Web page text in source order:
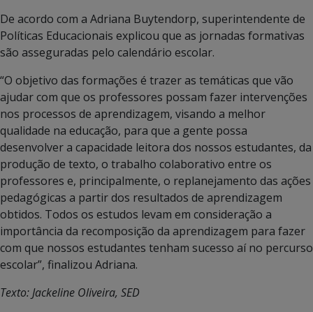
De acordo com a Adriana Buytendorp, superintendente de
Políticas Educacionais explicou que as jornadas formativas
são asseguradas pelo calendário escolar.
“O objetivo das formações é trazer as temáticas que vão
ajudar com que os professores possam fazer intervenções
nos processos de aprendizagem, visando a melhor
qualidade na educação, para que a gente possa
desenvolver a capacidade leitora dos nossos estudantes, da
produção de texto, o trabalho colaborativo entre os
professores e, principalmente, o replanejamento das ações
pedagógicas a partir dos resultados de aprendizagem
obtidos. Todos os estudos levam em consideração a
importância da recomposição da aprendizagem para fazer
com que nossos estudantes tenham sucesso aí no percurso
escolar”, finalizou Adriana.
Texto: Jackeline Oliveira, SED